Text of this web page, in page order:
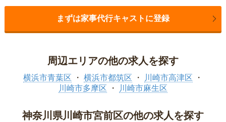
まずは家事代行キャストに登録
周辺エリアの他の求人を探す
横浜市青葉区 横浜市都筑区
川崎市高津区
川崎市多摩区
川崎市麻生区
神奈川県川崎市宮前区の他の求人を探す